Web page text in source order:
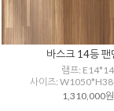
바스크 14등 팬
램프: E14*14
사이즈:
1,310,000원